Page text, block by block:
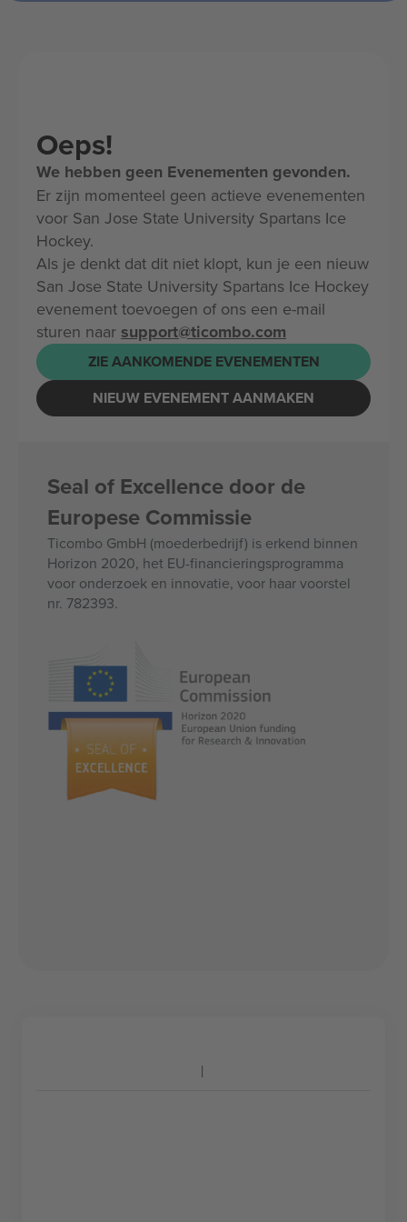
Oeps!
We hebben geen Evenementen gevonden.
Er zijn momenteel geen actieve evenementen
voor San Jose State University Spartans Ice
Hockey.
Als je denkt dat dit niet klopt, kun je een nieuw
San Jose State University Spartans Ice Hockey
evenement toevoegen of ons een e-mail
sturen naar support@ticombo.com
ZIE AANKOMENDE EVENEMENTEN
NIEUW EVENEMENT AANMAKEN
Seal of Excellence door de
Europese Commissie
Ticombo GmbH (moederbedrijf) is erkend binnen
Horizon 2020, het EU-financieringsprogramma
voor onderzoek en innovatie, voor haar voorstel
nr. 782393.